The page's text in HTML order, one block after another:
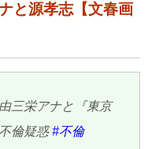
と源孝志【文春画
三栄アナと『東京
倫疑惑#不倫